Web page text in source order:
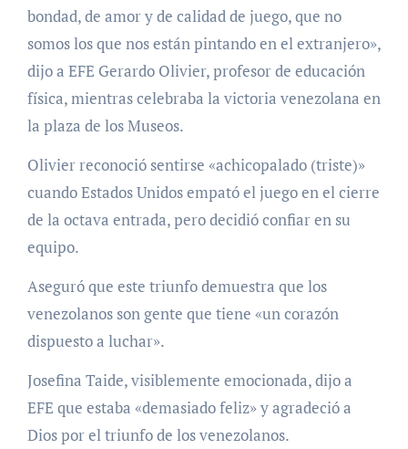
bondad, de amor y de calidad de juego, que no
somos los que nos están pintando en el extranjero»,
dijo a EFE Gerardo Olivier, profesor de educación
física, mientras celebraba la victoria venezolana en
la plaza de los Museos.
Olivier reconoció sentirse «achicopalado (triste)»
cuando Estados Unidos empató el juego en el cierre
de la octava entrada, pero decidió confiar en su
equipo.
Aseguró que este triunfo demuestra que los
venezolanos son gente que tiene «un corazón
dispuesto a luchar».
Josefina Taide, visiblemente emocionada, dijo a
EFE que estaba «demasiado feliz» y agradeció a
Dios por el triunfo de los venezolanos.